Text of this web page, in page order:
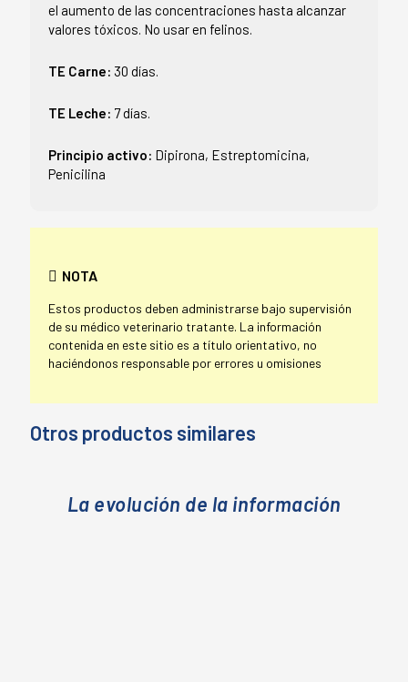
el aumento de las concentraciones hasta alcanzar
valores tóxicos. No usar en felinos.
TE Carne: 30 días.
TE Leche: 7 días.
Principio activo: Dipirona, Estreptomicina,
Penicilina
NOTA
Estos productos deben administrarse bajo supervisión
de su médico veterinario tratante. La información
contenida en este sitio es a título orientativo, no
haciéndonos responsable por errores u omisiones
Otros productos similares
La evolución de la información